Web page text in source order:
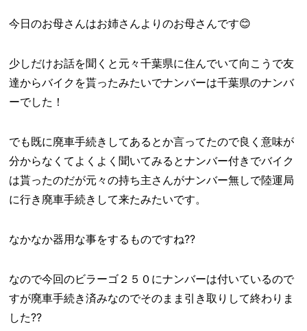
今日のお母さんはお姉さんよりのお母さんです😊
少しだけお話を聞くと元々千葉県に住んでいて向こうで友
達からバイクを貰ったみたいでナンバーは千葉県のナンバ
ーでした！
でも既に廃車手続きしてあるとか言ってたので良く意味が
分からなくてよくよく聞いてみるとナンバー付きでバイク
は貰ったのだが元々の持ち主さんがナンバー無しで陸運局
に行き廃車手続きして来たみたいです。
なかなか器用な事をするものですね??
なので今回のビラーゴ２５０にナンバーは付いているので
すが廃車手続き済みなのでそのまま引き取りして終わりま
した??